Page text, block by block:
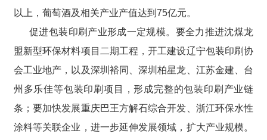
以上，葡萄酒及相关产业产值达到75亿元。
促进包装印刷产业形成一定规模。要全力推进沈煤龙
盟新型环保材料项目二期工程，开工建设辽宁包装印刷协
会工业地产，以及深圳裕同、深圳柏星龙、江苏金建、台
州多乐佳等包装印刷项目，形成完整的包装印刷产业链
条；要加快发展重庆巴王方解石综合开发、浙江环保水性
涂料等关联企业，进一步延伸发展领域，扩大产业规模。